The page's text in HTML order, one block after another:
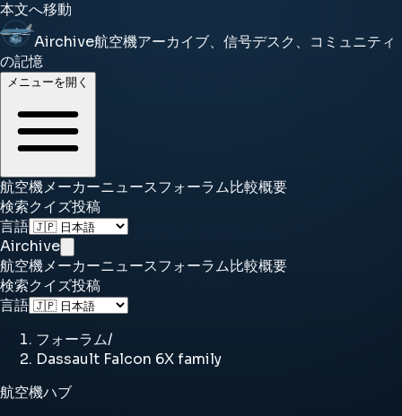
本文へ移動
Airchive航空機アーカイブ、信号デスク、コミュニティ
の記憶
メニューを開く
航空機メーカーニュースフォーラム比較概要
検索クイズ投稿
言語
Airchive
航空機メーカーニュースフォーラム比較概要
検索クイズ投稿
言語
フォーラム/
Dassault Falcon 6X family
航空機ハブ